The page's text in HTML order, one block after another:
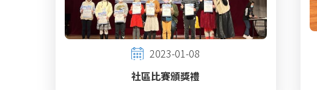
2023-01-08
社區比賽頒獎禮